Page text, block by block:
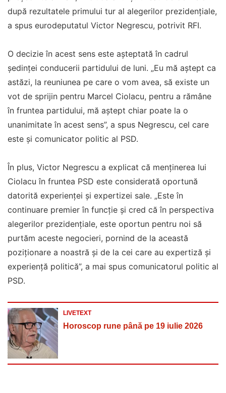
după rezultatele primului tur al alegerilor prezidențiale,
a spus eurodeputatul Victor Negrescu, potrivit RFI.
O decizie în acest sens este așteptată în cadrul
ședinței conducerii partidului de luni. „Eu mă aștept ca
astăzi, la reuniunea pe care o vom avea, să existe un
vot de sprijin pentru Marcel Ciolacu, pentru a rămâne
în fruntea partidului, mă aștept chiar poate la o
unanimitate în acest sens”, a spus Negrescu, cel care
este și comunicator politic al PSD.
În plus, Victor Negrescu a explicat că menținerea lui
Ciolacu în fruntea PSD este considerată oportună
datorită experienței și expertizei sale. „Este în
continuare premier în funcție și cred că în perspectiva
alegerilor prezidențiale, este oportun pentru noi să
purtăm aceste negocieri, pornind de la această
poziționare a noastră și de la cei care au expertiză și
experiență politică”, a mai spus comunicatorul politic al
PSD.
LIVETEXT
Horoscop rune până pe 19 iulie 2026